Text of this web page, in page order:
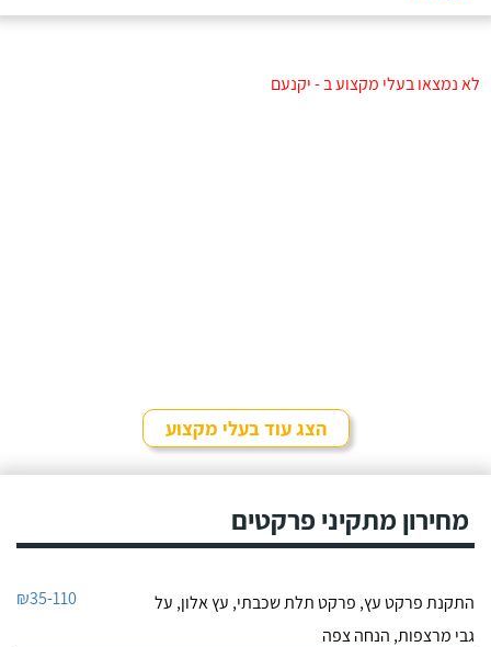
לא נמצאו בעלי מקצוע ב - יקנעם
הצג עוד בעלי מקצוע
מחירון מתקיני פרקטים
התקנת פרקט עץ, פרקט תלת שכבתי, עץ אלון, על
גבי מרצפות, הנחה צפה
₪35-110